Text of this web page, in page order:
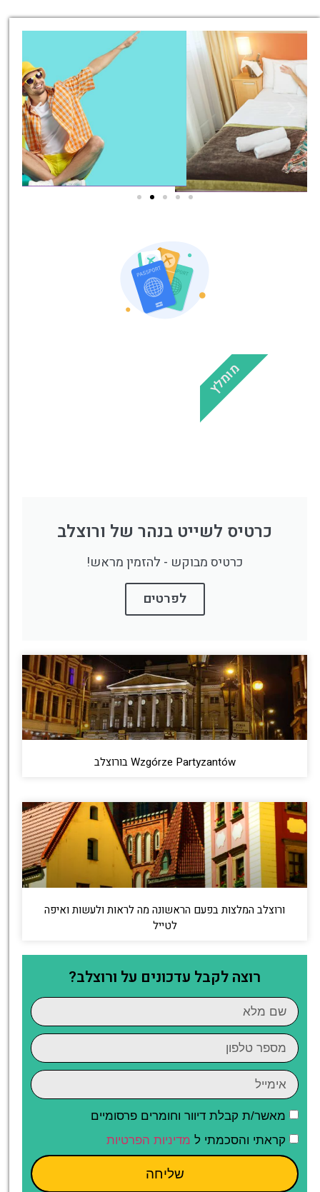
כרטיס לשייט בנהר של ורוצלב
כרטיס מבוקש - להזמין מראש!
לפרטים
מומלץ
Wzgórze Partyzantów בורוצלב
ורוצלב המלצות בפעם הראשונה מה לראות ולעשות ואיפה
לטייל
רוצה לקבל עדכונים על ורוצלב?
מאשר/ת קבלת דיוור וחומרים פרסומיים
קראתי והסכמתי ל מדיניות הפרטיות
שליחה